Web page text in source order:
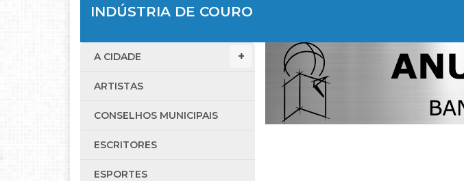
INDÚSTRIA DE COURO
A CIDADE
ARTISTAS
CONSELHOS MUNICIPAIS
ESCRITORES
ESPORTES